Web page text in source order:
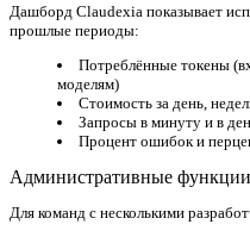
Дашборд Claudexia показывает
прошлые периоды:
Потреблённые токены
моделям)
Стоимость за день,
Запросы в минуту и в
Процент ошибок и
Административные функции
Для команд с несколькими